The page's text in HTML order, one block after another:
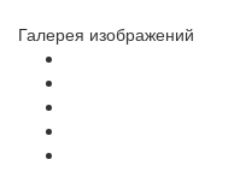
Галерея изображений